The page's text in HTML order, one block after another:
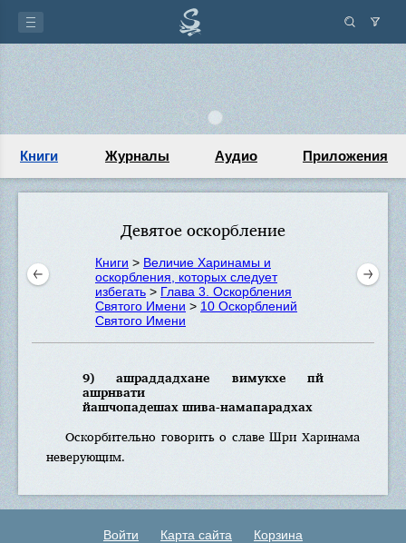
Книги Журналы Аудио Приложения
Девятое оскорбление
Книги > Величие Харинамы и
оскорбления, которых следует
избегать > Глава 3. Оскорбления
Святого Имени > 10 Оскорблений
Святого Имени
9) ашраддадхане вимукхе пй
ашрнвати
йашчопадешах шива-намапарадхах
Оскорбительно говорить о славе Шри Харинама
неверующим.
Войти Карта сайта
Корзина